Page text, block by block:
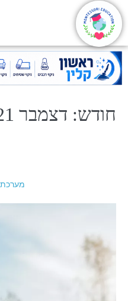
חודש: דצמבר 2021